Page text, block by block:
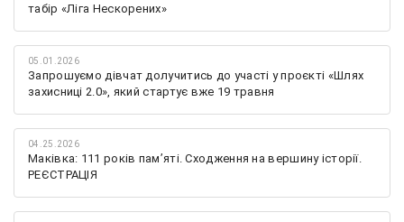
табір «Ліга Нескорених»
05.01.2026
Запрошуємо дівчат долучитись до участі у проєкті «Шлях
захисниці 2.0», який стартує вже 19 травня
04.25.2026
Маківка: 111 років пам’яті. Сходження на вершину історії.
РЕЄСТРАЦІЯ